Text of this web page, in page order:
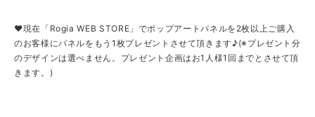
❤現在「Rogia WEB STORE」でポップアートパネルを2枚以上ご購入
のお客様にパネルをもう1枚プレゼントさせて頂きます♪(※プレゼント分
のデザインは選べません。プレゼント企画はお1人様1回までとさせて頂
きます。)